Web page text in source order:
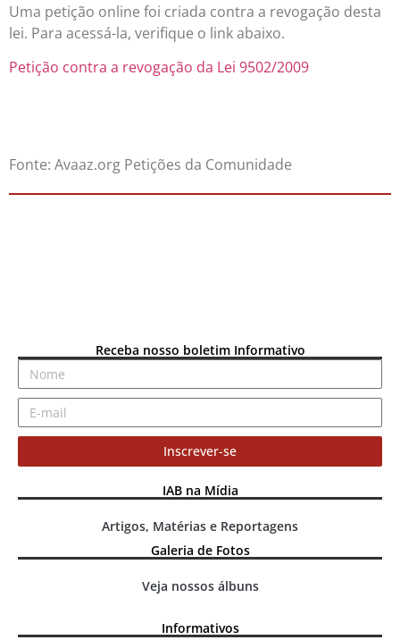
Uma petição online foi criada contra a revogação desta
lei. Para acessá-la, verifique o link abaixo.
Petição contra a revogação da Lei 9502/2009
Fonte: Avaaz.org Petições da Comunidade
Receba nosso boletim Informativo
Inscrever-se
IAB na Mídia
Artigos, Matérias e Reportagens
Galeria de Fotos
Veja nossos álbuns
Informativos